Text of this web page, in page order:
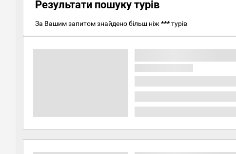
Результати пошуку турів
За Вашим запитом знайдено більш ніж ***турів